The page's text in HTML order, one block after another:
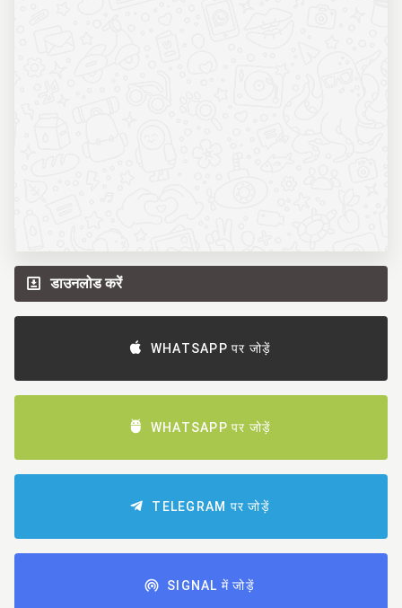
डाउनलोड करें
WHATSAPP पर जोड़ें
WHATSAPP पर जोड़ें
TELEGRAM पर जोड़ें
SIGNAL में जोड़ें